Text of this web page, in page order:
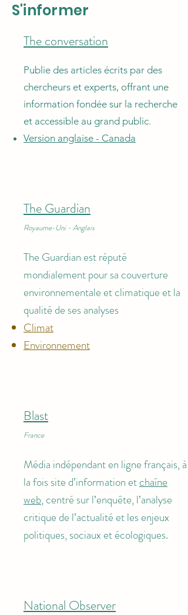
S'informer
The conversation
Publie des articles écrits par des
chercheurs et experts, offrant une
information fondée sur la recherche
et accessible au grand public.
Version anglaise - Canada
The Guardian
Royaume-Uni - Anglais
The Guardian est réputé
mondialement pour sa couverture
environnementale et climatique et la
qualité de ses analyses
Climat
Environnement
Blast
France
Média indépendant en ligne français, à
la fois site d’information etchaîne
web, centré sur l’enquête, l’analyse
critique de l’actualité et les enjeux
politiques, sociaux et écologiques.
National Observer